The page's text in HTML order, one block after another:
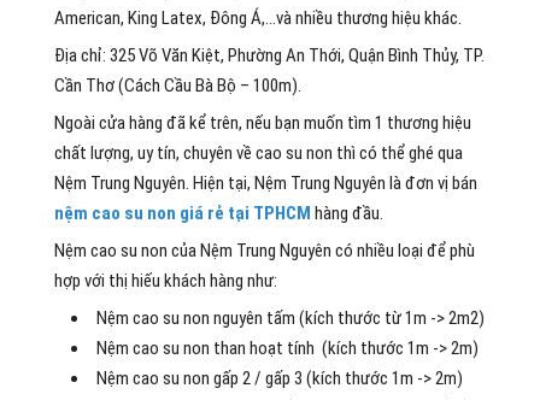
American, King Latex, Đông Á,…và nhiều thương hiệu khác.
Địa chỉ: 325 Võ Văn Kiệt, Phường An Thới, Quận Bình Thủy, TP.
Cần Thơ (Cách Cầu Bà Bộ – 100m).
Ngoài cửa hàng đã kể trên, nếu bạn muốn tìm 1 thương hiệu
chất lượng, uy tín, chuyên về cao su non thì có thể ghé qua
Nệm Trung Nguyên. Hiện tại, Nệm Trung Nguyên là đơn vị bán
nệm cao su non giá rẻ tại TPHCM hàng đầu.
Nệm cao su non của Nệm Trung Nguyên có nhiều loại để phù
hợp với thị hiếu khách hàng như:
Nệm cao su non nguyên tấm (kích thước từ 1m -> 2m2)
Nệm cao su non than hoạt tính (kích thước 1m -> 2m)
Nệm cao su non gấp 2 / gấp 3 (kích thước 1m -> 2m)